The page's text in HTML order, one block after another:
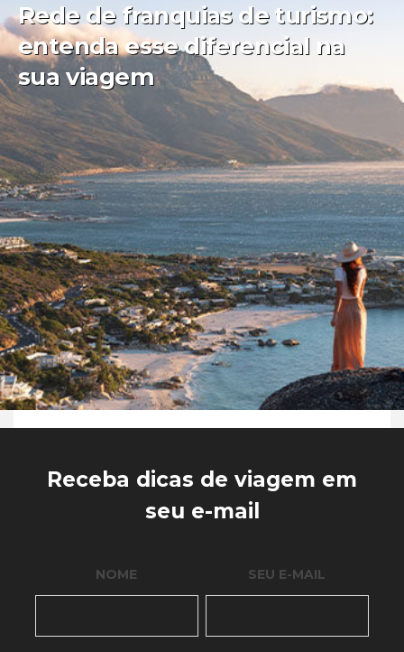
Rede de franquias de turismo:
entenda esse diferencial na
sua viagem
Receba dicas de viagem em
seu e-mail
NOME SEU E-MAIL